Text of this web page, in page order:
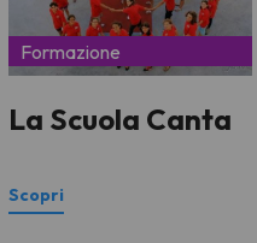
La Scuola Canta
Formazione